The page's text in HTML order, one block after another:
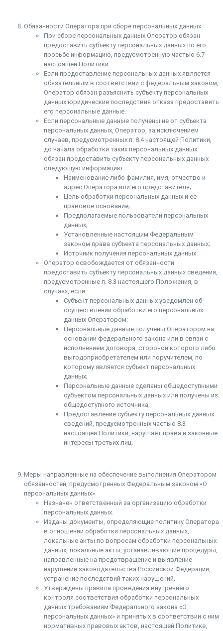
Обязанности Оператора при сборе персональных данных
При сборе персональных данных Оператор обязан
предоставить субъекту персональных данных по его
просьбе информацию, предусмотренную частью 6.7
настоящей Политики.
Если предоставление персональных данных является
обязательным в соответствии с федеральным законом,
Оператор обязан разъяснить субъекту персональных
данных юридические последствия отказа предоставить
его персональные данные.
Если персональные данные получены не от субъекта
персональных данных, Оператор, за исключением
случаев, предусмотренных п. 8.4 настоящей Политики,
до начала обработки таких персональных данных
обязан предоставить субъекту персональных данных
следующую информацию:
Наименование либо фамилия, имя, отчество и
адрес Оператора или его представителя;
Цель обработки персональных данных и ее
правовое основание;
Предполагаемые пользователи персональных
данных;
Установленные настоящим Федеральным
законом права субъекта персональных данных;
Источник получения персональных данных.
Оператор освобождается от обязанности
предоставить субъекту персональных данных сведения,
предусмотренные п. 8.3 настоящего Положения, в
случаях, если:
Субъект персональных данных уведомлен об
осуществлении обработки его персональных
данных Оператором;
Персональные данные получены Оператором на
основании федерального закона или в связи с
исполнением договора, стороной которого либо
выгодоприобретателем или поручителем, по
которому является субъект персональных
данных;
Персональные данные сделаны общедоступными
субъектом персональных данных или получены из
общедоступного источника;
Предоставление субъекту персональных данных
сведений, предусмотренных частью 8.3
настоящей Политики, нарушает права и законные
интересы третьих лиц.
Меры направленные на обеспечение выполнения Оператором
обязанностей, предусмотренных Федеральным законом «О
персональных данных»
Назначен ответственный за организацию обработки
персональных данных.
Изданы документы, определяющие политику Оператора
в отношении обработки персональных данных,
локальные акты по вопросам обработки персональных
данных, локальные акты, устанавливающие процедуры,
направленные на предотвращение и выявление
нарушений законодательства Российской Федерации,
устранение последствий таких нарушений.
Утверждены правила проведения внутреннего
контроля соответствия обработки персональных
данных требованиям Федерального закона «О
персональных данных» и принятых в соответствии с ним
нормативных правовых актов, настоящей Политике,